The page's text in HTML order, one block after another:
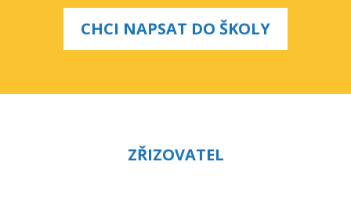
CHCI NAPSAT DO ŠKOLY
ZŘIZOVATEL